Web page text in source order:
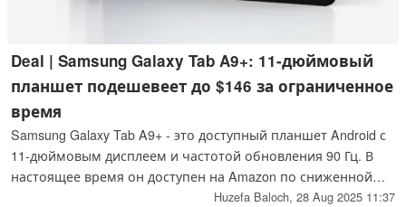
Deal | Samsung Galaxy Tab A9+: 11-дюймовый
планшет подешевеет до $146 за ограниченное
время
Samsung Galaxy Tab A9+ - это доступный планшет Android с
11-дюймовым дисплеем и частотой обновления 90 Гц. В
настоящее время он доступен на Amazon по сниженной
Huzefa Baloch, 28 Aug 2025 11:37